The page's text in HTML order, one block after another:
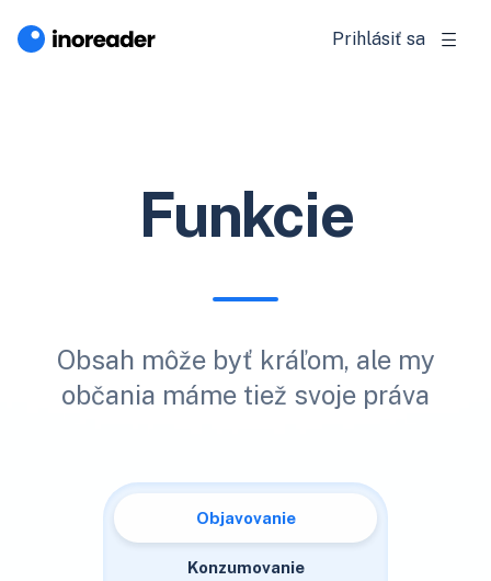
Prihlásiť sa
Funkcie
Obsah môže byť kráľom, ale my
občania máme tiež svoje práva
Objavovanie
Konzumovanie